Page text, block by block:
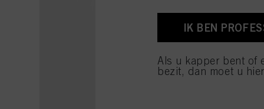
IK BEN
Als u kapper bent of
bezit, dan moet u
voettekst (sectie
toekomst intrekken
cookies die op deze
raadplegen door
Als u op "Cookie-
toestaan voor een of
van cookies en met
alleen cookies